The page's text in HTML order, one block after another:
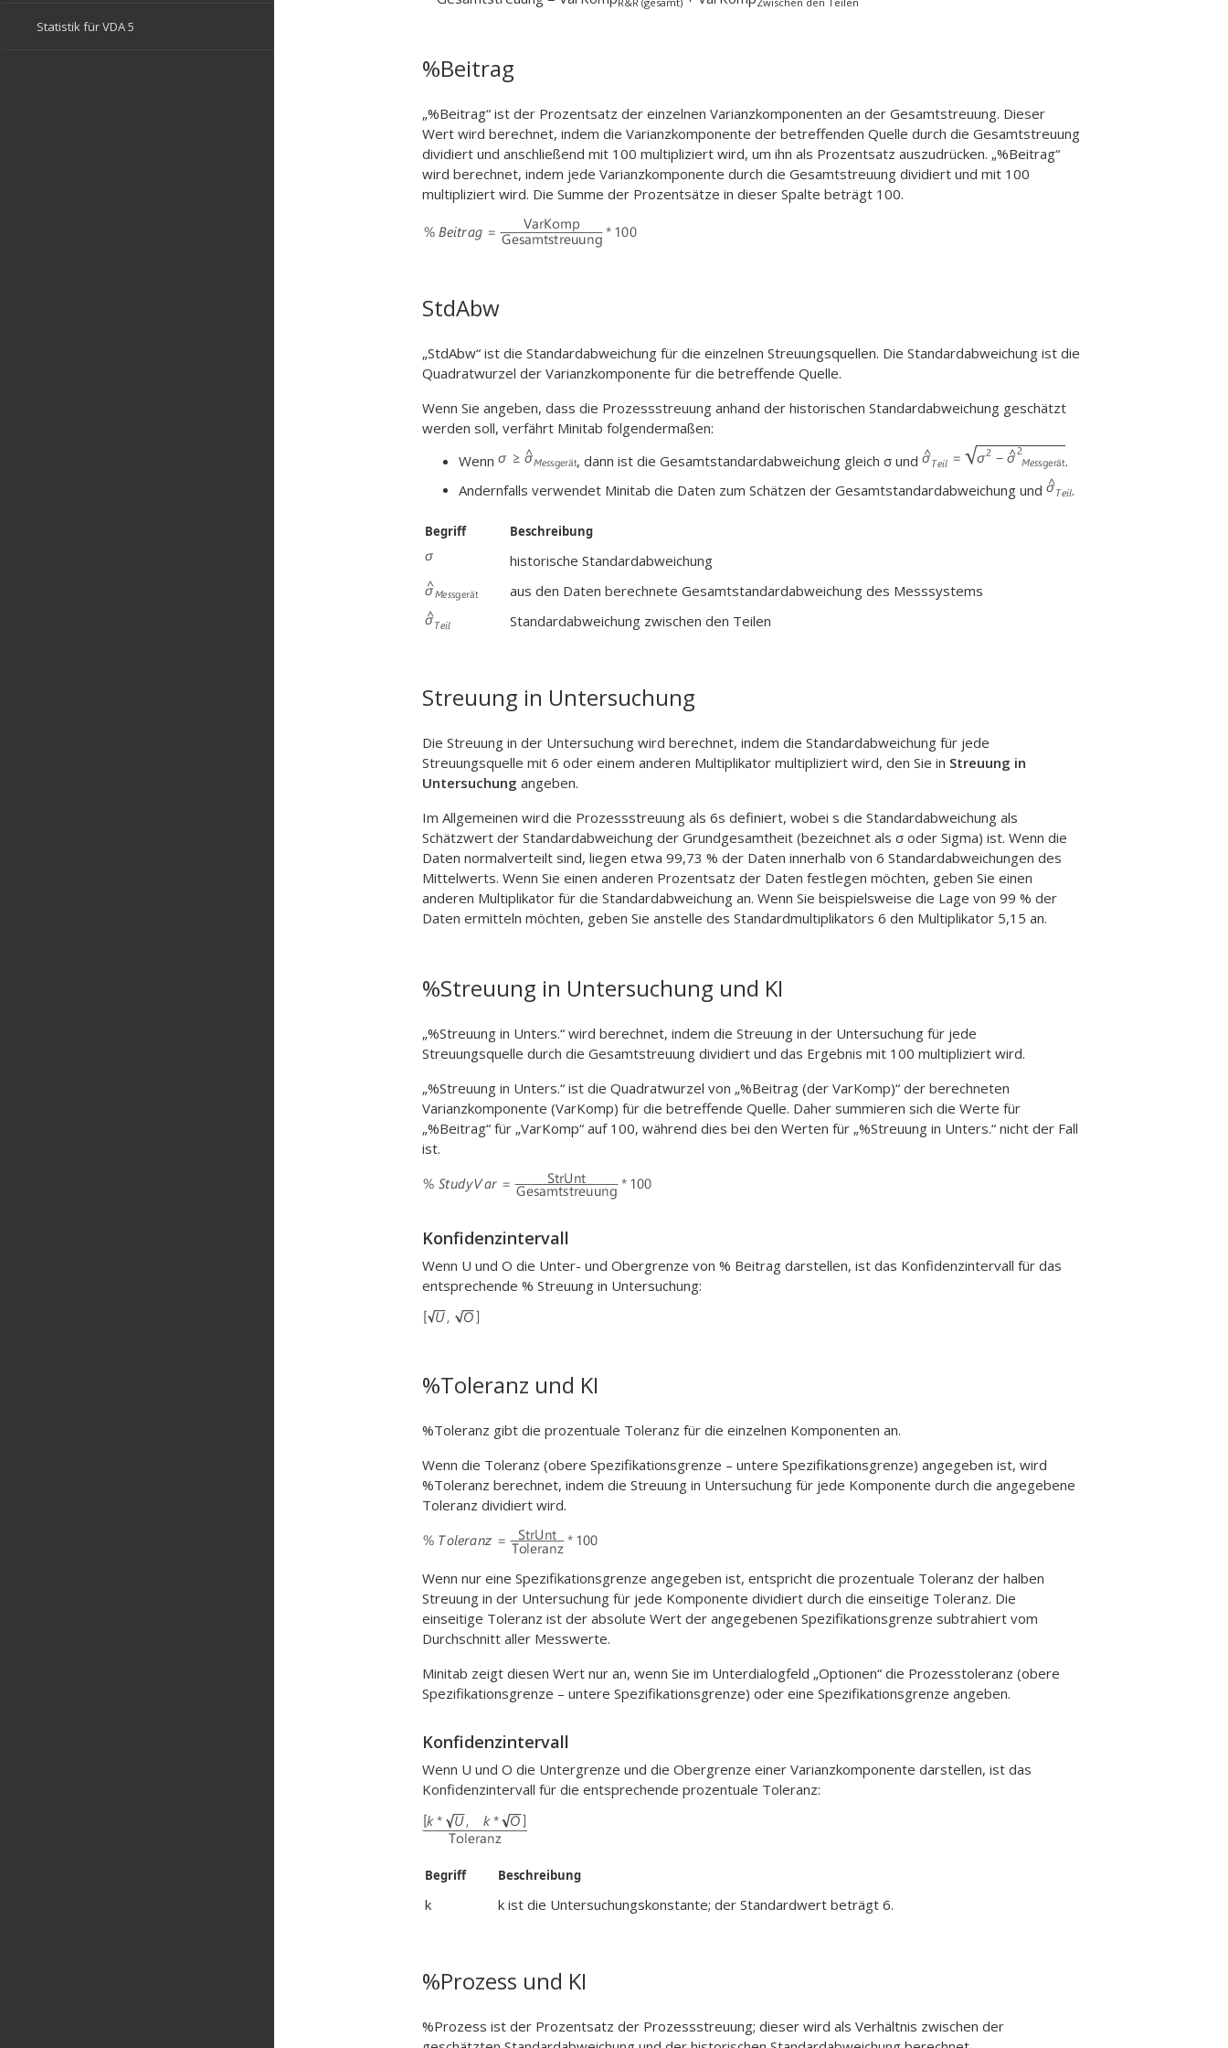
%Beitrag
„%Beitrag“ ist der Prozentsatz der einzelnen Varianzkomponenten an der Gesamtstreuung. Dieser
Wert wird berechnet, indem die Varianzkomponente der betreffenden Quelle durch die Gesamtstreuung
dividiert und anschließend mit 100 multipliziert wird, um ihn als Prozentsatz auszudrücken. „%Beitrag“
wird berechnet, indem jede Varianzkomponente durch die Gesamtstreuung dividiert und mit 100
multipliziert wird. Die Summe der Prozentsätze in dieser Spalte beträgt 100.
StdAbw
„StdAbw“ ist die Standardabweichung für die einzelnen Streuungsquellen. Die Standardabweichung ist die
Quadratwurzel der Varianzkomponente für die betreffende Quelle.
Wenn Sie angeben, dass die Prozessstreuung anhand der historischen Standardabweichung geschätzt
werden soll, verfährt Minitab folgendermaßen:
Wenn
, dann ist die Gesamtstandardabweichung gleich σ und
.
Andernfalls verwendet Minitab die Daten zum Schätzen der Gesamtstandardabweichung und
.
Begriff Beschreibung
historische Standardabweichung
aus den Daten berechnete Gesamtstandardabweichung des Messsystems
Standardabweichung zwischen den Teilen
Streuung in Untersuchung
Die Streuung in der Untersuchung wird berechnet, indem die Standardabweichung für jede
Streuungsquelle mit 6 oder einem anderen Multiplikator multipliziert wird, den Sie in Streuung in
Untersuchung angeben.
Im Allgemeinen wird die Prozessstreuung als 6s definiert, wobei s die Standardabweichung als
Schätzwert der Standardabweichung der Grundgesamtheit (bezeichnet als σ oder Sigma) ist. Wenn die
Daten normalverteilt sind, liegen etwa 99,73 % der Daten innerhalb von 6 Standardabweichungen des
Mittelwerts. Wenn Sie einen anderen Prozentsatz der Daten festlegen möchten, geben Sie einen
anderen Multiplikator für die Standardabweichung an. Wenn Sie beispielsweise die Lage von 99 % der
Daten ermitteln möchten, geben Sie anstelle des Standardmultiplikators 6 den Multiplikator 5,15 an.
%Streuung in Untersuchung und KI
„%Streuung in Unters.“ wird berechnet, indem die Streuung in der Untersuchung für jede
Streuungsquelle durch die Gesamtstreuung dividiert und das Ergebnis mit 100 multipliziert wird.
„%Streuung in Unters.“ ist die Quadratwurzel von „%Beitrag (der VarKomp)“ der berechneten
Varianzkomponente (VarKomp) für die betreffende Quelle. Daher summieren sich die Werte für
„%Beitrag“ für „VarKomp“ auf 100, während dies bei den Werten für „%Streuung in Unters.“ nicht der Fall
ist.
Konfidenzintervall
Wenn U und O die Unter- und Obergrenze von % Beitrag darstellen, ist das Konfidenzintervall für das
entsprechende % Streuung in Untersuchung:
%Toleranz und KI
%Toleranz gibt die prozentuale Toleranz für die einzelnen Komponenten an.
Wenn die Toleranz (obere Spezifikationsgrenze – untere Spezifikationsgrenze) angegeben ist, wird
%Toleranz berechnet, indem die Streuung in Untersuchung für jede Komponente durch die angegebene
Toleranz dividiert wird.
Wenn nur eine Spezifikationsgrenze angegeben ist, entspricht die prozentuale Toleranz der halben
Streuung in der Untersuchung für jede Komponente dividiert durch die einseitige Toleranz. Die
einseitige Toleranz ist der absolute Wert der angegebenen Spezifikationsgrenze subtrahiert vom
Durchschnitt aller Messwerte.
Minitab zeigt diesen Wert nur an, wenn Sie im Unterdialogfeld „Optionen“ die Prozesstoleranz (obere
Spezifikationsgrenze – untere Spezifikationsgrenze) oder eine Spezifikationsgrenze angeben.
Konfidenzintervall
Wenn U und O die Untergrenze und die Obergrenze einer Varianzkomponente darstellen, ist das
Konfidenzintervall für die entsprechende prozentuale Toleranz:
Begriff Beschreibung
k k ist die Untersuchungskonstante; der Standardwert beträgt 6.
%Prozess und KI
%Prozess ist der Prozentsatz der Prozessstreuung; dieser wird als Verhältnis zwischen der